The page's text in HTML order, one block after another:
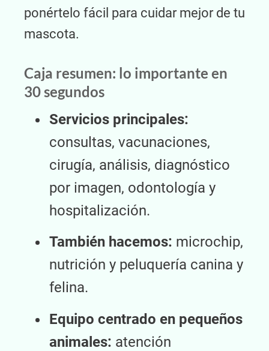
ponértelo fácil para cuidar mejor de tu
mascota.
Caja resumen: lo importante en
30 segundos
Servicios principales:
consultas, vacunaciones,
cirugía, análisis, diagnóstico
por imagen, odontología y
hospitalización.
También hacemos: microchip,
nutrición y peluquería canina y
felina.
Equipo centrado en pequeños
animales: atención